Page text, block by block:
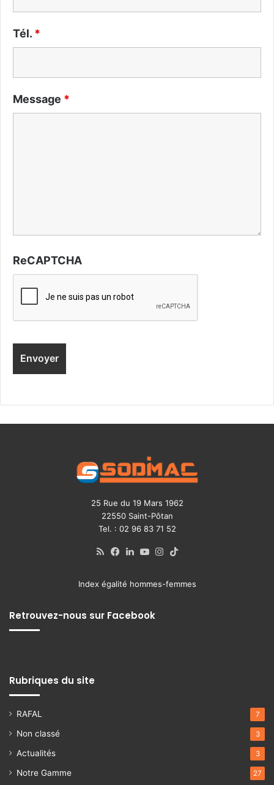
Tél. *
Message *
ReCAPTCHA
25 Rue du 19 Mars 1962
22550 Saint-Pôtan
Tel. : 02 96 83 71 52
RSS Facebook
Linkedin
YouTubeInstagram
Index égalité hommes-femmes
Retrouvez-nous sur Facebook
Rubriques du site
RAFAL 7
Non classé 3
Actualités 3
Notre Gamme 27